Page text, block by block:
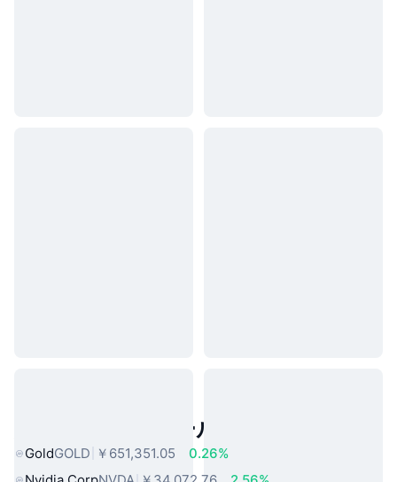
人気のリアルワールドアセット
GoldGOLD ￥651,351.05
0.26%